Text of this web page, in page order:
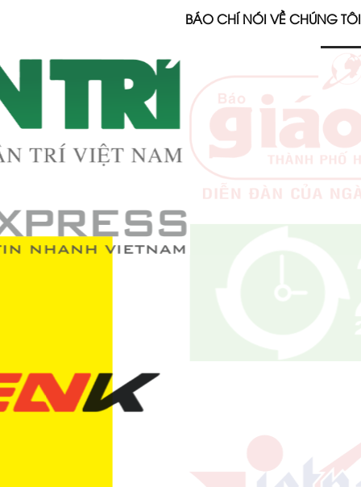
BÁO CHÍ NÓI VỀ CHÚNG TÔI